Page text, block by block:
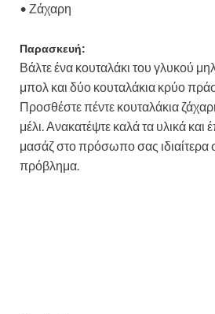
• Ζάχαρη
Παρασκευή:
Βάλτε ένα κουταλάκι του γλυκού
μπολ και δύο κουταλάκια κρύο
Προσθέστε πέντε κουταλάκια
μέλι. Ανακατέψτε καλά τα υλικά και
μασάζ στο πρόσωπο σας ιδιαίτερα
πρόβλημα.